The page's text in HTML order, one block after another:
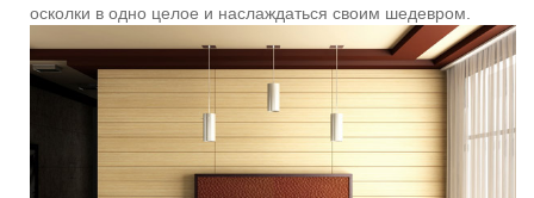
осколки в одно целое и наслаждаться своим шедевром.